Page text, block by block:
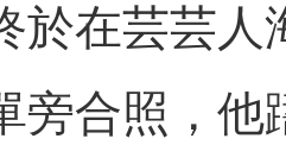
於在芸芸人
旁合照，他